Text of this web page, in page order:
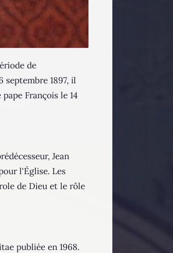
de
1897, il
François le 14
Jean
l'Église. Les
de Dieu et le rôle
publiée en 1968.